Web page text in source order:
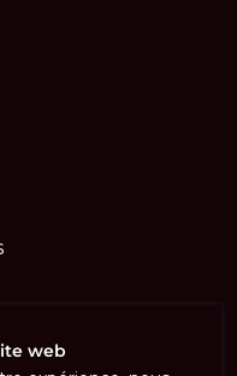
web